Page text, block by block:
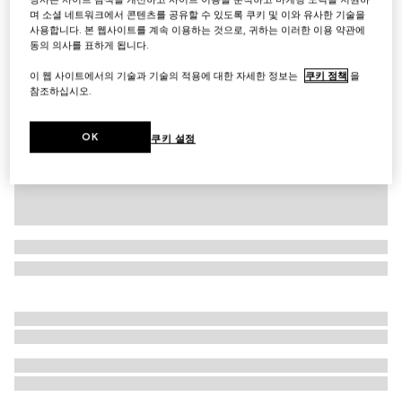
남성 청키 스니커즈
₩1,400,000
다른 스타일화이트 레더
며 소셜 네트워크에서 콘텐츠를 공유할 수 있도록 쿠키 및 이와 유사한 기술을
사용합니다. 본 웹사이트를 계속 이용하는 것으로, 귀하는 이러한 이용 약관에
동의 의사를 표하게 됩니다.
이 웹 사이트에서의 기술과 기술의 적용에 대한 자세한 정보는 쿠키 정책 을
참조하십시오.
쿠키 설정
OK